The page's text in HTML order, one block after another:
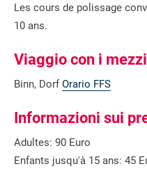
Les cours de polissage
10 ans.
Viaggio con i
Binn, DorfOrario FFS
Informazioni sui
Adultes: 90 Euro
Enfants jusqu'à 15 ans: 45